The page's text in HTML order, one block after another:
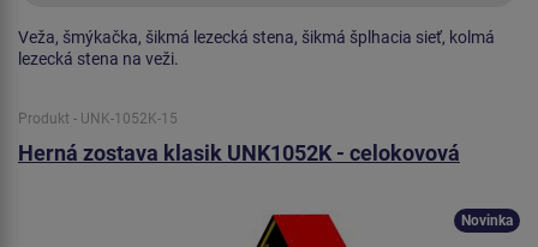
Veža, šmýkačka, šikmá lezecká stena, šikmá šplhacia sieť, kolmá
lezecká stena na veži.
Produkt - UNK-1052K-15
Herná zostava klasik UNK1052K - celokovová
Novinka